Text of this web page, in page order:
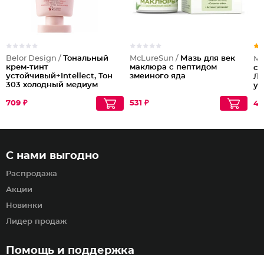
Belor Design / Тональный
крем-тинт
устойчивый+Intellect, Тон
303 холодный медиум
709 ₽
McLureSun / Мазь для век
маклюра с пептидом
змеиного яда
531 ₽
Помощь и поддержка
С нами выгодно
Распродажа
Акции
Новинки
Лидер продаж